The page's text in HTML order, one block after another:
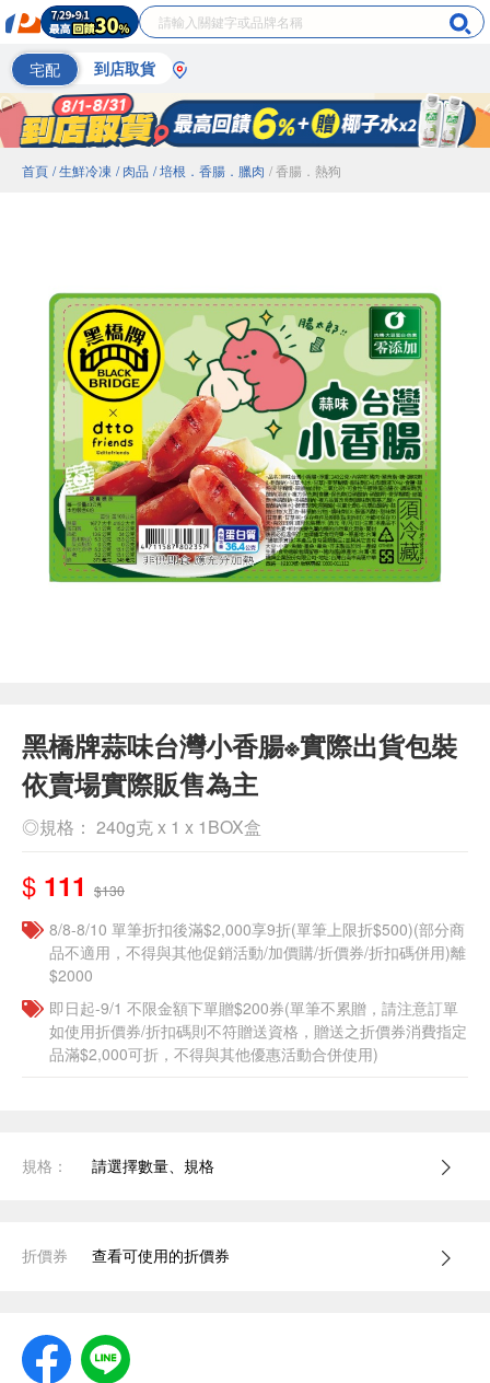
宅配 到店取貨
首頁 / 生鮮冷凍 / 肉品 / 培根．香腸．臘肉 / 香腸．熱狗
黑橋牌蒜味台灣小香腸※實際出貨包裝
依賣場實際販售為主
◎規格： 240g克 x 1 x 1BOX盒
$ 111 $130
8/8-8/10 單筆折扣後滿$2,000享9折(單筆上限折$500)(部分商
品不適用，不得與其他促銷活動/加價購/折價券/折扣碼併用)離
$2000
即日起-9/1 不限金額下單贈$200券(單筆不累贈，請注意訂單
如使用折價券/折扣碼則不符贈送資格，贈送之折價券消費指定
品滿$2,000可折，不得與其他優惠活動合併使用)
規格： 請選擇數量、規格
折價券 查看可使用的折價券